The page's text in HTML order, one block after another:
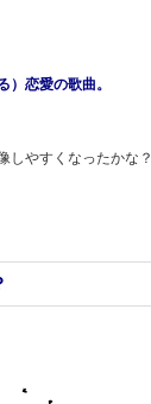
）恋愛の歌曲。
しやすくなったかな？